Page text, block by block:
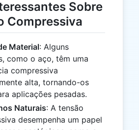
Sobre
Compressiva
Material: Alguns
como o aço, têm uma
compressiva
alta, tornando-os
aplicações pesadas.
Naturais: A tensão
desempenha um papel